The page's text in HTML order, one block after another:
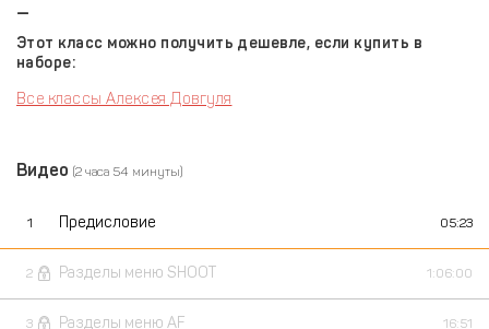
—
Этот класс можно получить дешевле, если купить в
наборе:
Все классы Алексея Довгуля
Видео (2 часа 54 минуты)
1 Предисловие 05:23
2 Разделы меню SHOOT 1:06:00
3 Разделы меню AF 16:51